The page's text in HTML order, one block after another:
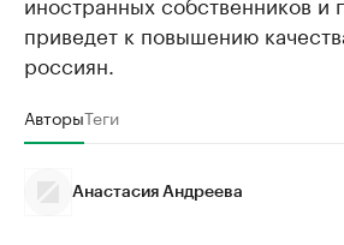
приведет к повышению
россиян.
АвторыТеги
Анастасия Андреева